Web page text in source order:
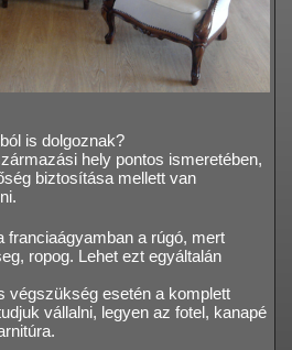
is dolgoznak?
hely pontos ismeretében,
biztosítása mellett van
franciaágyamban a rúgó, mert
ropog. Lehet ezt egyáltalán
végszükség esetén a komplett
vállalni, legyen az fotel, kanapé